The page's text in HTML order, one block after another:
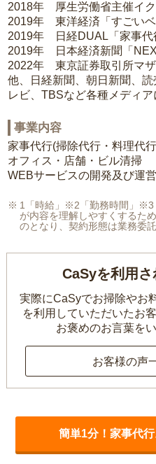
2018年 厚生労働省主催イ
2019年 東洋経済「すごい
2019年 日経DUAL「家事代
2019年 日本経済新聞「
2022年 東京証券取引所マ
他、日経新聞、朝日新聞、
レビ、TBSなど各種メディ
事業内容
家事代行(掃除代行・料理代
オフィス・店舗・ビル清掃
WEBサービスの開発及び運営
1「時給」※2「勤務時間」※3
が内容を理解しやすくするた
のとなり、契約形態は業務委
CaSyを利用
実際にCaSyでお掃除やお
を利用していただいたお客
お褒めのお言葉を
お客様の声
簡単1分！家事代